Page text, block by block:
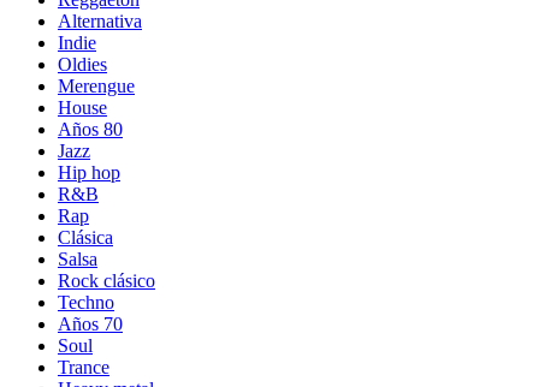
Alternativa
Indie
Oldies
Merengue
House
Años 80
Jazz
Hip hop
R&B
Rap
Clásica
Salsa
Rock clásico
Techno
Años 70
Soul
Trance